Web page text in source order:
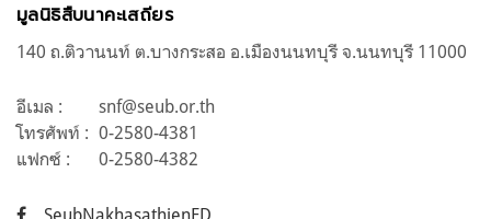
มูลนิธิสืบนาคะเสถียร
140 ถ.ติวานนท์ ต.บางกระสอ อ.เมืองนนทบุรี จ.นนทบุรี 11000
อีเมล :
snf@seub.or.th
โทรศัพท์ : 0-2580-4381
แฟกซ์ :
0-2580-4382
SeubNakhasathienFD